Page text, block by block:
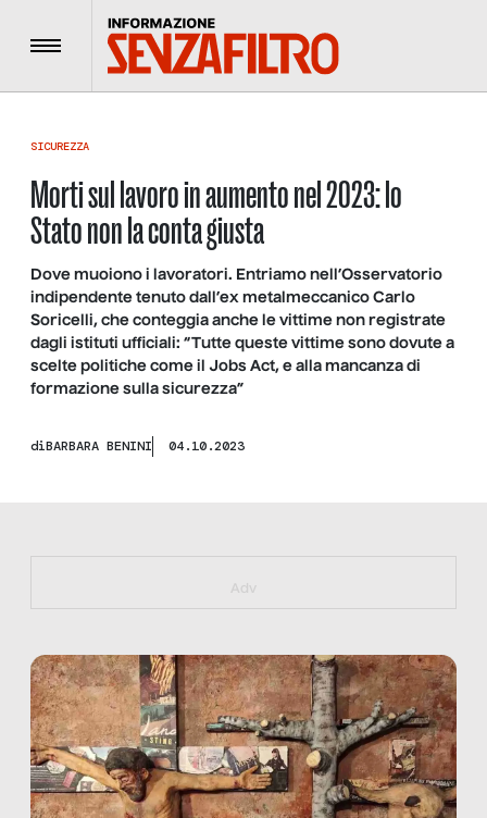
Menu
SICUREZZA
Morti sul lavoro in aumento nel 2023: lo
Stato non la conta giusta
Dove muoiono i lavoratori. Entriamo nell’Osservatorio
indipendente tenuto dall’ex metalmeccanico Carlo
Soricelli, che conteggia anche le vittime non registrate
dagli istituti ufficiali: “Tutte queste vittime sono dovute a
scelte politiche come il Jobs Act, e alla mancanza di
formazione sulla sicurezza”
diBARBARA BENINI 04.10.2023
https://bit.ly/muster_aggiornamento
Adv